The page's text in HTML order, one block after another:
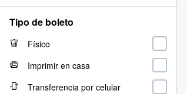
Tipo de boleto
Físico
Imprimir en casa
Transferencia por celular